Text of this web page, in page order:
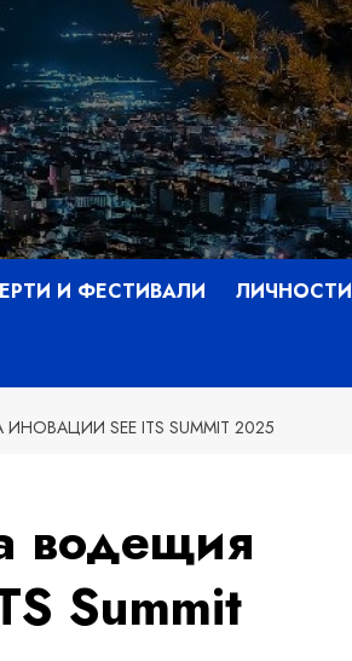
И ФЕСТИВАЛИ ЛИЧНОСТИ
SEE ITS SUMMIT 2025
водещия
Summit